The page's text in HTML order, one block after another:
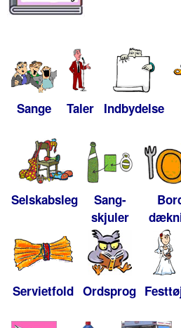
Sange Taler Indbydelse
Selskabsleg
Sang-
skjuler
Servietfold Ordsprog